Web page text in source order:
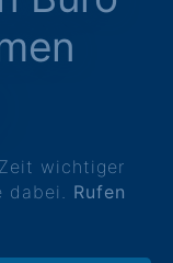
wichtiger
dabei. Rufen